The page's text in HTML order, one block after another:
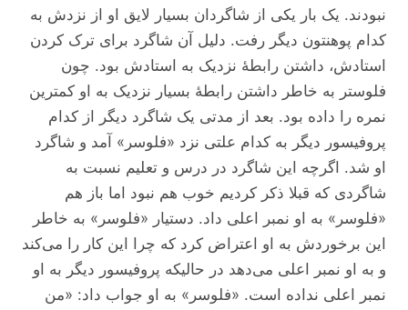
نبودند. یک بار یکی از شاگردان بسیار لایق او از نزدش به
کدام پوهنتون دیگر رفت. دلیل آن شاگرد برای ترک کردن
استادش، داشتن رابطهٔ نزدیک به استادش بود. چون
فلوستر به خاطر داشتن رابطهٔ بسیار نزدیک به او کمترین
نمره را داده بود. بعد از مدتی یک شاگرد دیگر از کدام
پروفیسور دیگر به کدام علتی نزد «فلوسر» آمد و شاگرد
او شد. اگرچه این شاگرد در درس و تعلیم نسبت به
شاگردی که قبلا ذکر کردیم خوب هم نبود اما باز هم
«فلوسر» به او نمبر اعلی داد. دستیار «فلوسر» به خاطر
این برخوردش به او اعتراض کرد که چرا این کار را می‌کند
و به او نمبر اعلی می‌دهد در حالیکه پروفیسور دیگر به او
نمبر اعلی نداده است. «فلوسر» به او جواب داد: «من